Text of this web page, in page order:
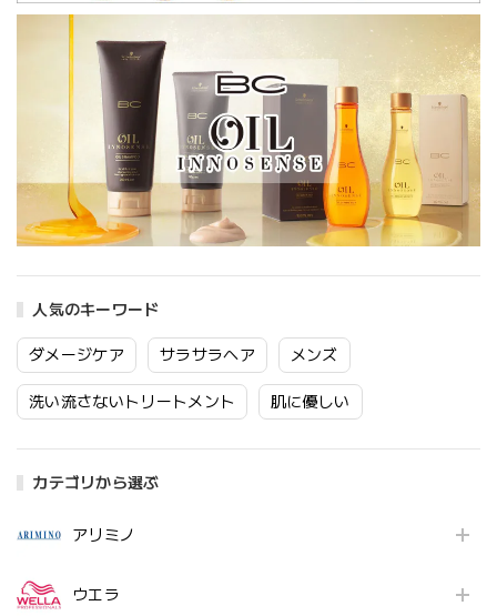
人気のキーワード
ダメージケア サラサラヘア メンズ
洗い流さないトリートメント 肌に優しい
カテゴリから選ぶ
アリミノ
ウエラ